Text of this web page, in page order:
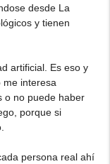
desde La
y tienen
artificial. Es eso y
me interesa
o no puede haber
porque si
persona real ahí